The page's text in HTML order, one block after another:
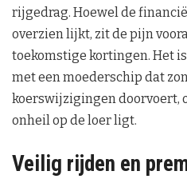
rijgedrag. Hoewel de
overzien lijkt, zit de pijn
toekomstige kortingen. Het
met een moederschip dat
koerswijzigingen doorvoert,
onheil op de loer ligt.
Veilig rijden en